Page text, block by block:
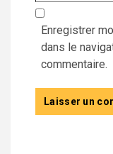
Enregistrer
dans le
commentaire.